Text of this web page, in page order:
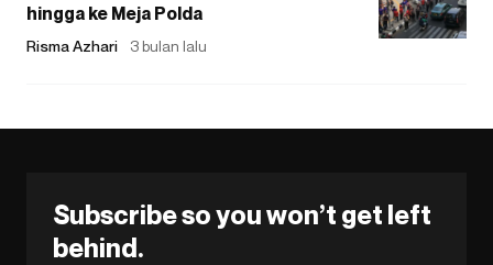
hingga ke Meja Polda
Risma Azhari 3 bulan lalu
Subscribe so you won’t get left
behind.